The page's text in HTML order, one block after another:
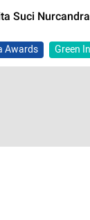
Suci
Awards Green